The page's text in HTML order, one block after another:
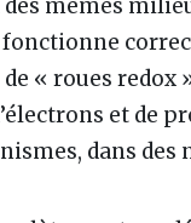
mêmes
fonctionne
« roues redox
et de
dans des